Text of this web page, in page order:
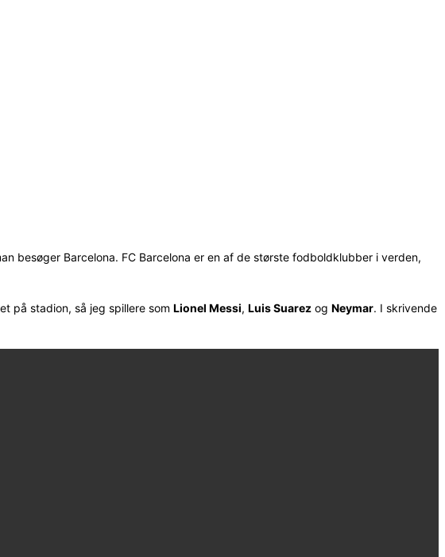
besøger Barcelona. FC Barcelona er en af de største fodboldklubber i verden,
på stadion, så jeg spillere som Lionel Messi, Luis Suarez og Neymar. I skrivende